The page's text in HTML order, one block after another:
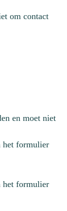
om contact
en moet niet
het formulier
het formulier